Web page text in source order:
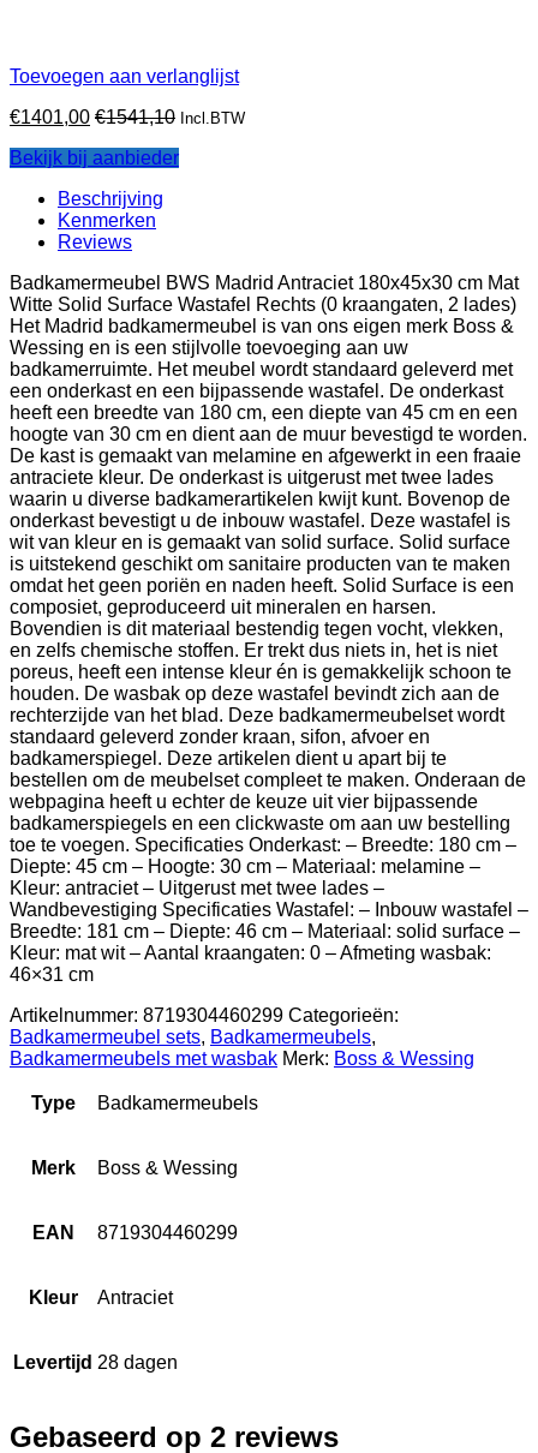
Toevoegen aan verlanglijst
€1401,00 €1541,10 Incl.BTW
Bekijk bij aanbieder
Beschrijving
Kenmerken
Reviews
Badkamermeubel BWS Madrid Antraciet 180x45x30 cm Mat
Witte Solid Surface Wastafel Rechts (0 kraangaten, 2 lades)
Het Madrid badkamermeubel is van ons eigen merk Boss &
Wessing en is een stijlvolle toevoeging aan uw
badkamerruimte. Het meubel wordt standaard geleverd met
een onderkast en een bijpassende wastafel. De onderkast
heeft een breedte van 180 cm, een diepte van 45 cm en een
hoogte van 30 cm en dient aan de muur bevestigd te worden.
De kast is gemaakt van melamine en afgewerkt in een fraaie
antraciete kleur. De onderkast is uitgerust met twee lades
waarin u diverse badkamerartikelen kwijt kunt. Bovenop de
onderkast bevestigt u de inbouw wastafel. Deze wastafel is
wit van kleur en is gemaakt van solid surface. Solid surface
is uitstekend geschikt om sanitaire producten van te maken
omdat het geen poriën en naden heeft. Solid Surface is een
composiet, geproduceerd uit mineralen en harsen.
Bovendien is dit materiaal bestendig tegen vocht, vlekken,
en zelfs chemische stoffen. Er trekt dus niets in, het is niet
poreus, heeft een intense kleur én is gemakkelijk schoon te
houden. De wasbak op deze wastafel bevindt zich aan de
rechterzijde van het blad. Deze badkamermeubelset wordt
standaard geleverd zonder kraan, sifon, afvoer en
badkamerspiegel. Deze artikelen dient u apart bij te
bestellen om de meubelset compleet te maken. Onderaan de
webpagina heeft u echter de keuze uit vier bijpassende
badkamerspiegels en een clickwaste om aan uw bestelling
toe te voegen. Specificaties Onderkast: – Breedte: 180 cm –
Diepte: 45 cm – Hoogte: 30 cm – Materiaal: melamine –
Kleur: antraciet – Uitgerust met twee lades –
Wandbevestiging Specificaties Wastafel: – Inbouw wastafel –
Breedte: 181 cm – Diepte: 46 cm – Materiaal: solid surface –
Kleur: mat wit – Aantal kraangaten: 0 – Afmeting wasbak:
46×31 cm
Artikelnummer: 8719304460299 Categorieën:
Badkamermeubel sets, Badkamermeubels,
Badkamermeubels met wasbak Merk: Boss & Wessing
Type Badkamermeubels
Merk Boss & Wessing
EAN 8719304460299
Kleur Antraciet
Levertijd 28 dagen
Gebaseerd op 2 reviews